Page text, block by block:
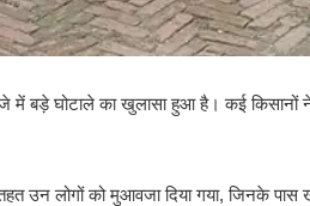
बड़े घोटाले का खुलासा हुआ है। कई किसानों ने
उन लोगों को मुआवजा दिया गया, जिनके पास